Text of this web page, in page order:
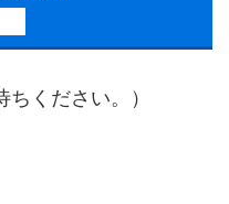
ちください。）